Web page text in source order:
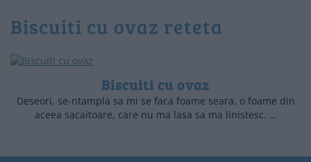
biscuiti cu ovaz reteta
Biscuiti cu ovaz
Deseori, se-ntampla sa mi se faca foame seara, o foame din
aceea sacaitoare, care nu ma lasa sa ma linistesc. …